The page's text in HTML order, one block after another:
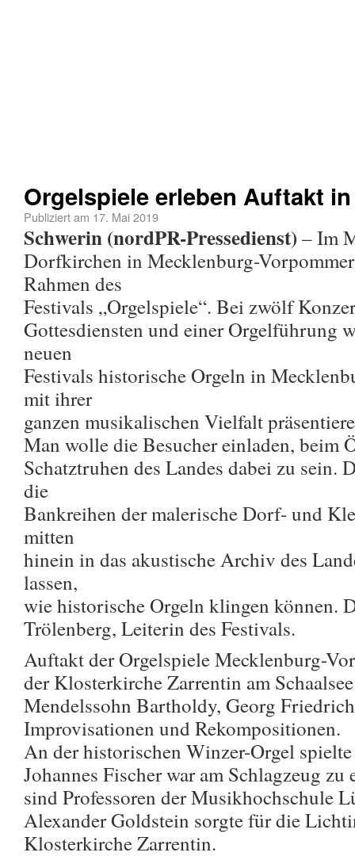
Orgelspiele erleben Auftakt
Publiziert am 17. Mai 2019
Schwerin (nordPR-Pressedienst)– Im
Dorfkirchen in Mecklenburg-
Rahmen des
Festivals „Orgelspiele“. Bei zwölf
Gottesdiensten und einer Orgelführung
neuen
Festivals historische Orgeln in
mit ihrer
ganzen musikalischen Vielfalt
Man wolle die Besucher einladen, beim
Schatztruhen des Landes dabei zu sein.
die
Bankreihen der malerische Dorf- und
mitten
hinein in das akustische Archiv des
lassen,
wie historische Orgeln klingen können.
Trölenberg, Leiterin des Festivals.
Auftakt der Orgelspiele Mecklenburg-
der Klosterkirche Zarrentin am
Mendelssohn Bartholdy, Georg
Improvisationen und Rekompositionen.
An der historischen Winzer-Orgel
Johannes Fischer war am Schlagzeug
sind Professoren der Musikhochschule
Alexander Goldstein sorgte für die
Klosterkirche Zarrentin.